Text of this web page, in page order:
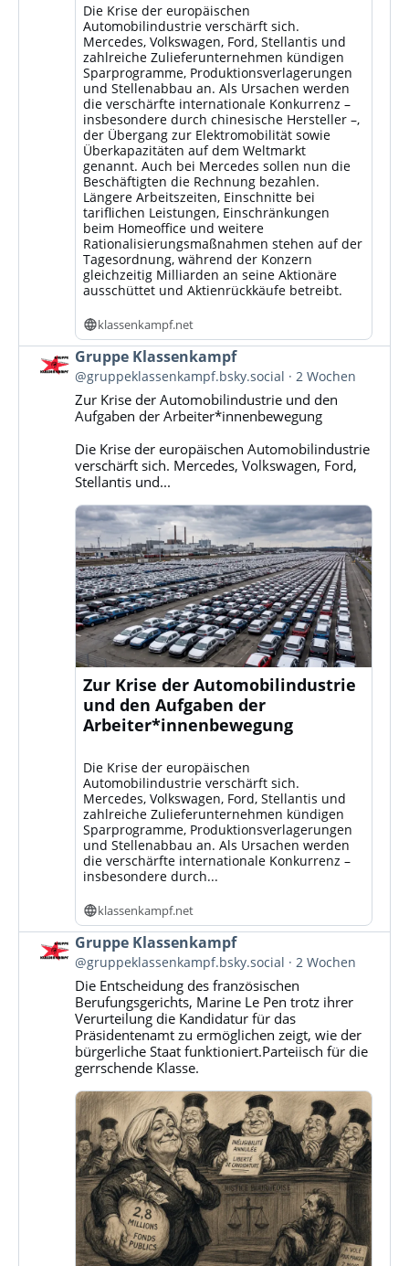
Die Krise der europäischen
Automobilindustrie verschärft sich.
Mercedes, Volkswagen, Ford, Stellantis und
zahlreiche Zulieferunternehmen kündigen
Sparprogramme, Produktionsverlagerungen
und Stellenabbau an. Als Ursachen werden
die verschärfte internationale Konkurrenz –
insbesondere durch chinesische Hersteller –,
der Übergang zur Elektromobilität sowie
Überkapazitäten auf dem Weltmarkt
genannt. Auch bei Mercedes sollen nun die
Beschäftigten die Rechnung bezahlen.
Längere Arbeitszeiten, Einschnitte bei
tariflichen Leistungen, Einschränkungen
beim Homeoffice und weitere
Rationalisierungsmaßnahmen stehen auf der
Tagesordnung, während der Konzern
gleichzeitig Milliarden an seine Aktionäre
ausschüttet und Aktienrückkäufe betreibt.
klassenkampf.net
Beitrag
von
Gruppe
Klassenkampf
Bluesky
ansehen
Gruppe Klassenkampf
@gruppeklassenkampf.bsky.social 2 Wochen
Zur Krise der Automobilindustrie und den
Aufgaben der Arbeiter*innenbewegung
Die Krise der europäischen Automobilindustrie
verschärft sich. Mercedes, Volkswagen, Ford,
Stellantis und...
Zur Krise der Automobilindustrie
und den Aufgaben der
Arbeiter*innenbewegung
Die Krise der europäischen
Automobilindustrie verschärft sich.
Mercedes, Volkswagen, Ford, Stellantis und
zahlreiche Zulieferunternehmen kündigen
Sparprogramme, Produktionsverlagerungen
und Stellenabbau an. Als Ursachen werden
die verschärfte internationale Konkurrenz –
insbesondere durch...
klassenkampf.net
Beitrag
von
Gruppe
Klassenkampf
Bluesky
ansehen
Gruppe Klassenkampf
@gruppeklassenkampf.bsky.social 2 Wochen
Die Entscheidung des französischen
Berufungsgerichts, Marine Le Pen trotz ihrer
Verurteilung die Kandidatur für das
Präsidentenamt zu ermöglichen zeigt, wie der
bürgerliche Staat funktioniert.Parteiisch für die
gerrschende Klasse.